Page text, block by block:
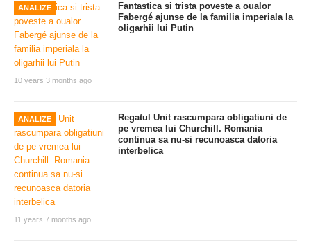
ANALIZE
10 years 3 months ago
Fantastica si trista poveste a oualor
Fabergé ajunse de la familia imperiala la
oligarhii lui Putin
ANALIZE
11 years 7 months ago
Regatul Unit rascumpara obligatiuni de
pe vremea lui Churchill. Romania
continua sa nu-si recunoasca datoria
interbelica